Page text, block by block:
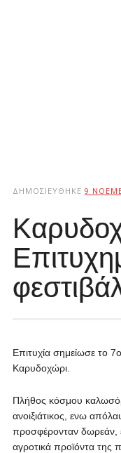
ΔΗΜΟΣΙΕΎΘΗΚΕ 9
Επιτυχία σημείωσε το
Καρυδοχώρι.
Πλήθος κόσμου
ανοιξιάτικος, ενω
προσφέρονταν δωρεάν,
αγροτικά προϊόντα της